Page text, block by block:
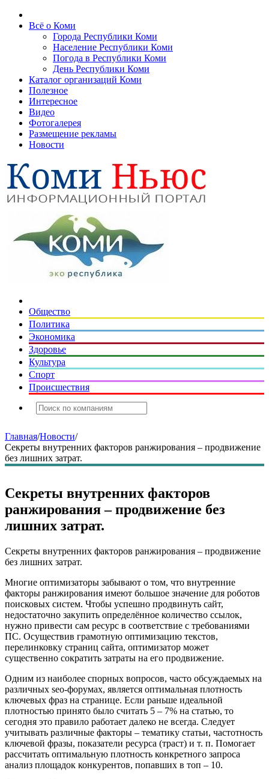
Всё о Коми
Города Республики Коми
Население Республики Коми
Погода в Республики Коми
День Республики Коми
Каталог организаций Коми
Полезное
Интересное
Видео
Фотогалерея
Размещение рекламы
Новости
Общество
Политика
Экономика
Здоровье
Культура
Спорт
Происшествия
Главная/Новости/
Секреты внутренних факторов ранжирования – продвижение
без лишних затрат.
Секреты внутренних факторов
ранжирования – продвижение без
лишних затрат.
Секреты внутренних факторов ранжирования – продвижение
без лишних затрат.
Многие оптимизаторы забывают о том, что внутренние
факторы ранжирования имеют большое значение для роботов
поисковых систем. Чтобы успешно продвинуть сайт,
недостаточно закупить определённое количество ссылок,
нужно привести сам ресурс в соответствие с требованиями
ПС. Осуществив грамотную оптимизацию текстов,
перелинковку страниц сайта, оптимизатор может
существенно сократить затраты на его продвижение.
Одним из наиболее спорных вопросов, часто обсуждаемых на
различных seo-форумах, является оптимальная плотность
ключевых фраз на странице. Если раньше идеальной
плотностью принято было считать 5 – 7% на статью, то
сегодня это правило работает далеко не всегда. Следует
учитывать различные факторы – тематику статьи, частотность
ключевой фразы, показатели ресурса (траст) и т. п. Помогает
рассчитать оптимальную плотность конкретного запроса
анализ площадок конкурентов, попавших в топ – 10.